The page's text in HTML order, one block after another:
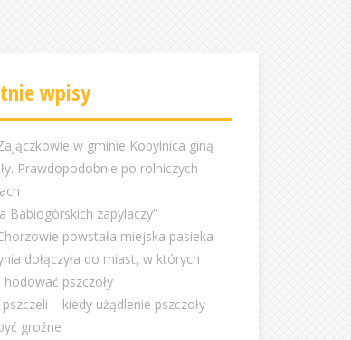
wpisy
w gminie Kobylnica giną
Prawdopodobnie po rolniczych
Babiogórskich zapylaczy”
powstała miejska pasieka
dołączyła do miast, w których
hodować pszczoły
pszczeli – kiedy użądlenie pszczoły
groźne